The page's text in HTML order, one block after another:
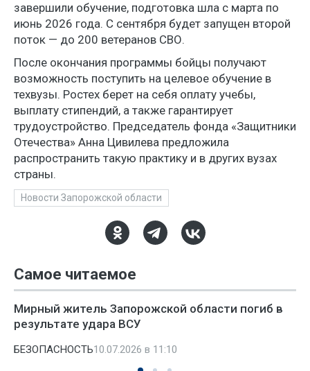
завершили обучение, подготовка шла с марта по
июнь 2026 года. С сентября будет запущен второй
поток — до 200 ветеранов СВО.
После окончания программы бойцы получают
возможность поступить на целевое обучение в
техвузы. Ростех берет на себя оплату учебы,
выплату стипендий, а также гарантирует
трудоустройство. Председатель фонда «Защитники
Отечества» Анна Цивилева предложила
распространить такую практику и в других вузах
страны.
Новости Запорожской области
Самое читаемое
Мирный житель Запорожской области погиб в
результате удара ВСУ
БЕЗОПАСНОСТЬ10.07.2026 в 11:10